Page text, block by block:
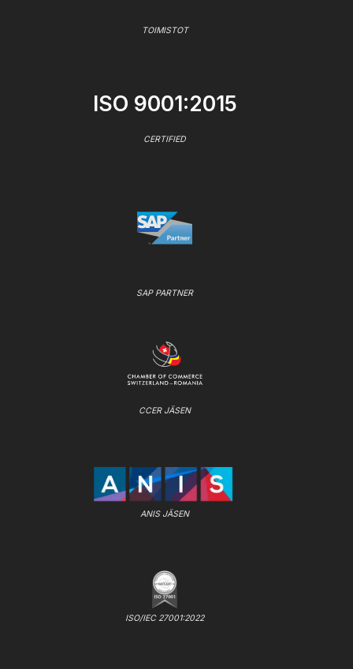
TOIMISTOT
ISO 9001:2015
CERTIFIED
SAP PARTNER
CCER JÄSEN
ANIS JÄSEN
ISO/IEC 27001:2022